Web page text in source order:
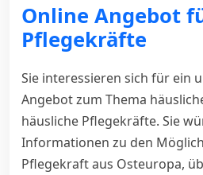
Online Angebot
Pflegekräfte
Sie interessieren sich für ein
Angebot zum Thema
häusliche Pflegekräfte. Sie
Informationen zu den
Pflegekraft aus Osteuropa,